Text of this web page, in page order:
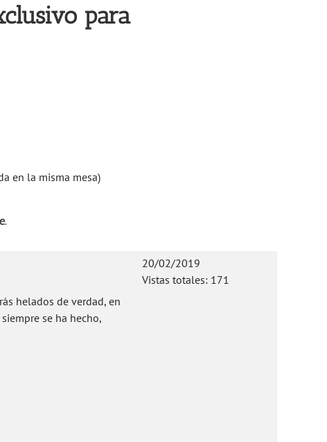
para
en la misma mesa)
helados de verdad, en
se ha hecho,
20/02/2019
Vistas totales: 171